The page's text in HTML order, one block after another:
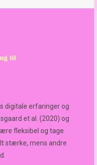
digitale erfaringer og
et al. (2020) og
fleksibel og tage
stærke, mens andre